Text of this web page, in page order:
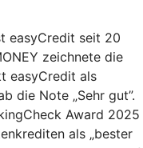
easyCredit seit 20
zeichnete die
easyCredit als
die Note „Sehr gut”.
Award 2025
als „bester